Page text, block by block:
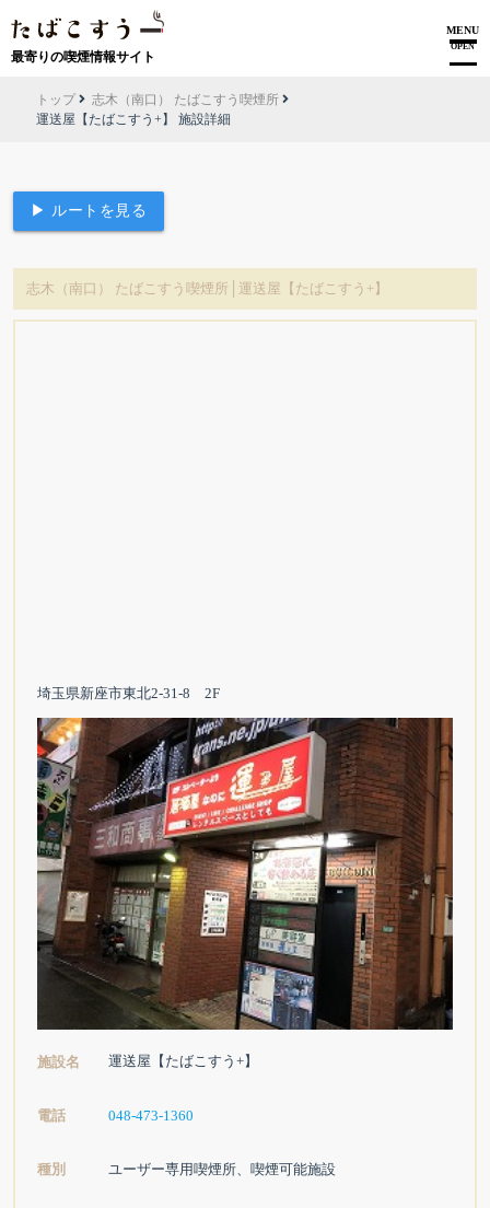
最寄りの喫煙情報サイト
MENU
OPEN
トップ
志木（南口） たばこすう喫煙所
運送屋【たばこすう+】 施設詳細
▶ ルートを見る
志木（南口） たばこすう喫煙所│運送屋【たばこすう+】
埼玉県新座市東北2-31-8 2F
施設名 運送屋【たばこすう+】
電話 048-473-1360
種別 ユーザー専用喫煙所、喫煙可能施設